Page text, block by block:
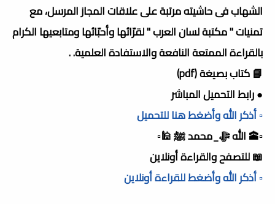
الشهاب فى حاشيته مرتبة على علاقات المجاز المرسل، مع
تمنيات " مكتبة لسان العرب " لقرّائها وأحبّائها ومتابعيها الكرام
بالقراءة الممتعة النافعة والاستفادة العلمية. .
📘 كتاب بصيغة (pdf)
● رابط التحميل المباشر
▫️ أذكر الله وأضغط هنا للتحميل
▫️🕋 الله ﷻ_محمد ﷺ 🕌▫️
📖 للتصفح والقراءة أونلاين
▫️ أذكر الله وأضغط للقراءة أونلاين